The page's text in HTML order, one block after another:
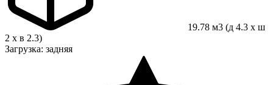
19.78 м3 (д 4.3 x ш
2 x в 2.3)
Загрузка: задняя